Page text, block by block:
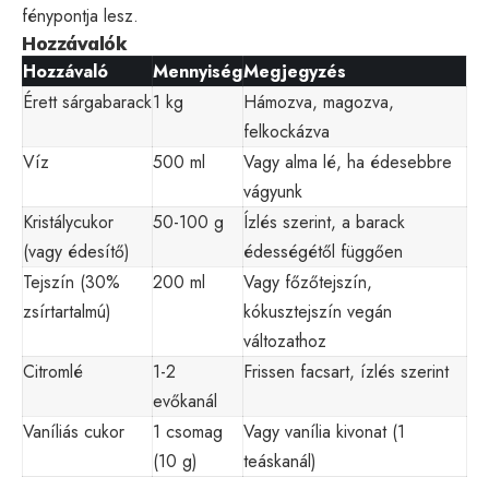
fénypontja lesz.
Hozzávalók
Hozzávaló MennyiségMegjegyzés
Érett sárgabarack1 kg
Hámozva, magozva,
felkockázva
Víz
500 ml
Vagy alma lé, ha édesebbre
vágyunk
Kristálycukor
(vagy édesítő)
50-100 g
Ízlés szerint, a barack
édességétől függően
Tejszín (30%
zsírtartalmú)
200 ml
Vagy főzőtejszín,
kókusztejszín vegán
változathoz
Citromlé
1-2
evőkanál
Frissen facsart, ízlés szerint
Vaníliás cukor
1 csomag
(10 g)
Vagy vanília kivonat (1
teáskanál)